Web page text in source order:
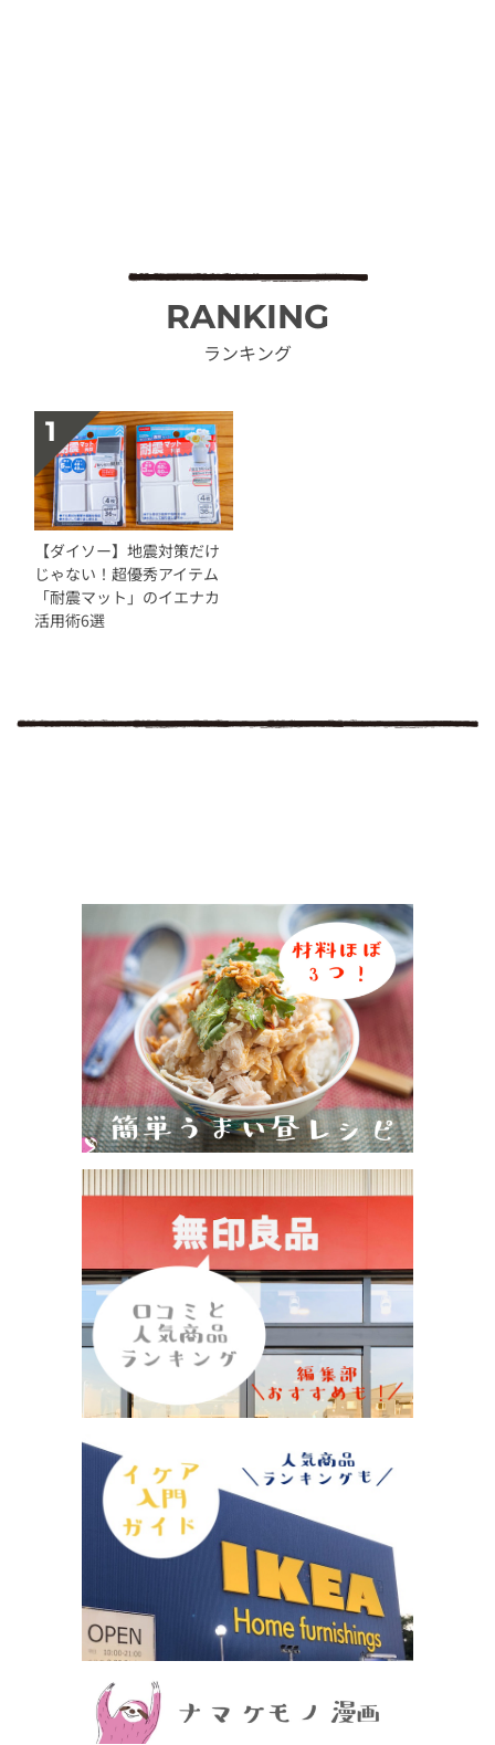
RANKING
ランキング
【ダイソー】地震対策だけ
じゃない！超優秀アイテム
「耐震マット」のイエナカ
活用術6選